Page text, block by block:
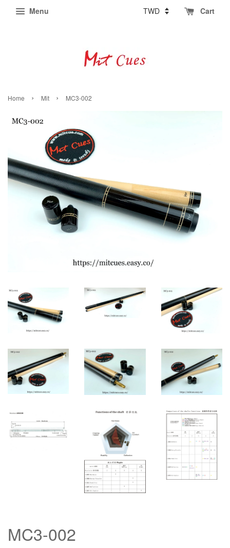
Menu Cart
Home › Mit › MC3-002
MC3-002